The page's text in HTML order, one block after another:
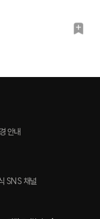
북
안내
SNS 채널